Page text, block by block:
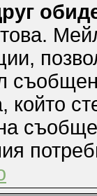
който